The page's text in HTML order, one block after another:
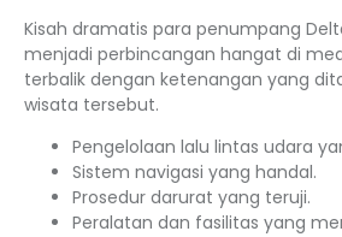
Kisah dramatis para penumpang
menjadi perbincangan hangat di
terbalik dengan ketenangan yang
wisata tersebut.
Pengelolaan lalu lintas udara
Sistem navigasi yang handal.
Prosedur darurat yang teruji.
Peralatan dan fasilitas yang